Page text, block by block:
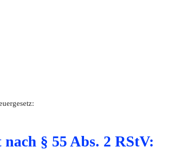
§ 55 Abs. 2 RStV: